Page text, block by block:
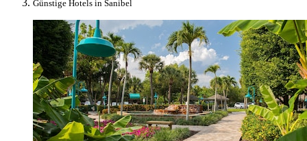
Günstige Hotels in Sanibel